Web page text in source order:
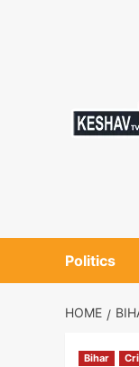
Politics
HOME
Bihar